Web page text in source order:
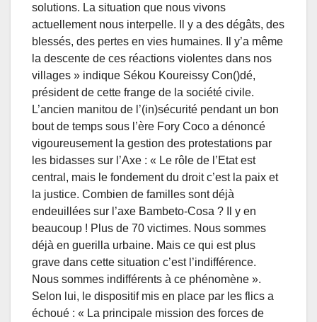
solutions. La situation que nous vivons
actuellement nous interpelle. Il y a des dégâts, des
blessés, des pertes en vies humaines. Il y’a même
la descente de ces réactions violentes dans nos
villages » indique Sékou Koureissy Con()dé,
président de cette frange de la société civile.
L’ancien manitou de l’(in)sécurité pendant un bon
bout de temps sous l’ère Fory Coco a dénoncé
vigoureusement la gestion des protestations par
les bidasses sur l’Axe : « Le rôle de l’Etat est
central, mais le fondement du droit c’est la paix et
la justice. Combien de familles sont déjà
endeuillées sur l’axe Bambeto-Cosa ? Il y en
beaucoup ! Plus de 70 victimes. Nous sommes
déjà en guerilla urbaine. Mais ce qui est plus
grave dans cette situation c’est l’indifférence.
Nous sommes indifférents à ce phénomène ».
Selon lui, le dispositif mis en place par les flics a
échoué : « La principale mission des forces de